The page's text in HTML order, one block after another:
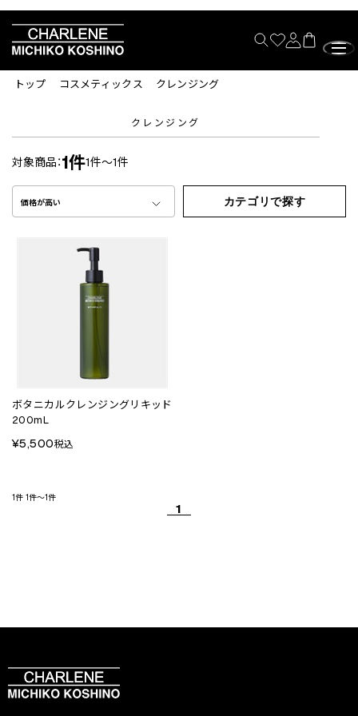
トップ コスメティックス クレンジング
クレンジング
対象商品：1件1件～1件
価格が高い カテゴリで探す
ボタニカルクレンジングリキッド
200mL
¥5,500税込
1件 1件～1件
1